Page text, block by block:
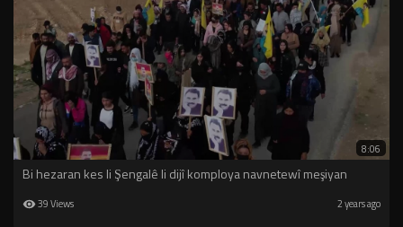
8:06
Bi hezaran kes li Şengalê li dijî komploya navnetewî meşiyan
39 Views 2 years ago